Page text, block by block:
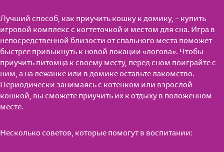
Лучший способ, как приучить кошку к домику, – купить
игровой комплекс с когтеточкой и местом для сна. Игра в
непосредственной близости от спального места поможет
быстрее привыкнуть к новой локации «логова». Чтобы
приучить питомца к своему месту, перед сном поиграйте с
ним, а на лежанке или в домике оставьте лакомство.
Периодически занимаясь с котенком или взрослой
кошкой, вы сможете приучить их к отдыху в положенном
месте.
Несколько советов, которые помогут в воспитании: